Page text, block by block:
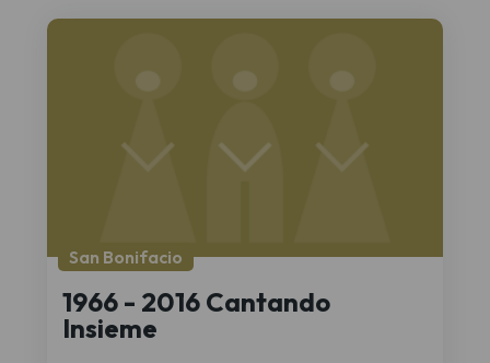
San Bonifacio
1966 - 2016 Cantando
Insieme